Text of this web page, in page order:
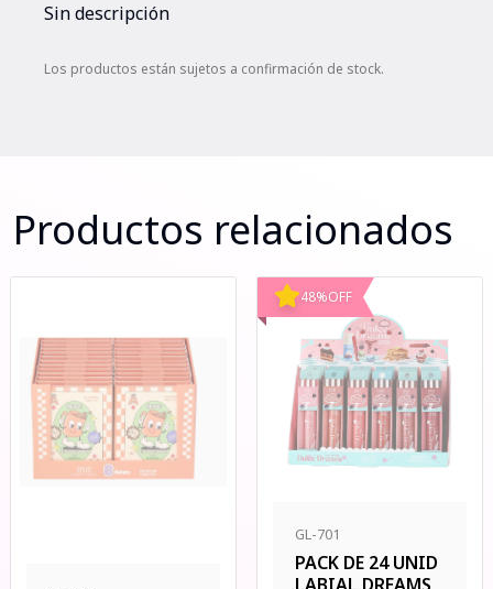
Sin descripción
Los productos están sujetos a confirmación de stock.
Productos relacionados
48%OFF
GL-701
PACK DE 24 UNID